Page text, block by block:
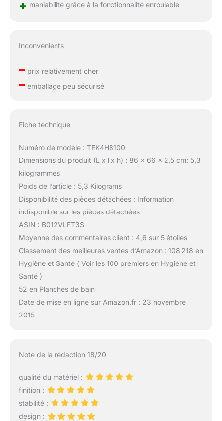
+ maniabilité grâce à la fonctionnalité enroulable
Inconvénients
–prix relativement cher
–emballage peu sécurisé
Fiche technique
Numéro de modèle : TEK4H8100
Dimensions du produit (L x l x h) : 86 x 66 x 2,5 cm; 5,3
kilogrammes
Poids de l’article : 5,3 Kilograms
Disponibilité des pièces détachées : Information
indisponible sur les pièces détachées
ASIN : B012VLFT3S
Moyenne des commentaires client : 4,6 sur 5 étoiles
Classement des meilleures ventes d’Amazon : 108 218 en
Hygiène et Santé ( Voir les 100 premiers en Hygiène et
Santé )
52 en Planches de bain
Date de mise en ligne sur Amazon.fr : 23 novembre
2015
Note de la rédaction 18/20
qualité du matériel :
finition :
stabilité :
design :